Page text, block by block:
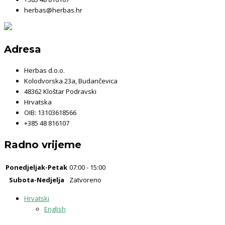
herbas@herbas.hr
Adresa
Herbas d.o.o.
Kolodvorska 23a, Budančevica
48362 Kloštar Podravski
Hrvatska
OIB: 13103618566
+385 48 816107
Radno vrijeme
Ponedjeljak-Petak 07:00 - 15:00
Subota-Nedjelja
Zatvoreno
Hrvatski
English